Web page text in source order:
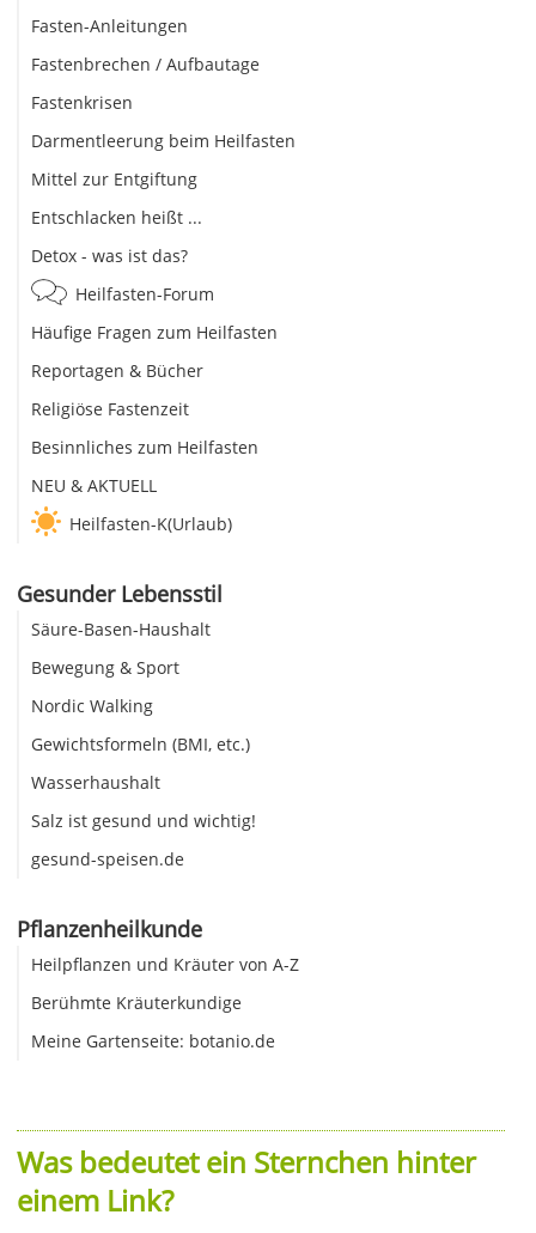
Fasten-Anleitungen
Fastenbrechen / Aufbautage
Fastenkrisen
Darmentleerung beim Heilfasten
Mittel zur Entgiftung
Entschlacken heißt ...
Detox - was ist das?
Heilfasten-Forum
Häufige Fragen zum Heilfasten
Reportagen & Bücher
Religiöse Fastenzeit
Besinnliches zum Heilfasten
NEU & AKTUELL
Heilfasten-K(Urlaub)
Gesunder Lebensstil
Säure-Basen-Haushalt
Bewegung & Sport
Nordic Walking
Gewichtsformeln (BMI, etc.)
Wasserhaushalt
Salz ist gesund und wichtig!
gesund-speisen.de
Pflanzenheilkunde
Heilpflanzen und Kräuter von A-Z
Berühmte Kräuterkundige
Meine Gartenseite: botanio.de
Was bedeutet ein Sternchen hinter
einem Link?